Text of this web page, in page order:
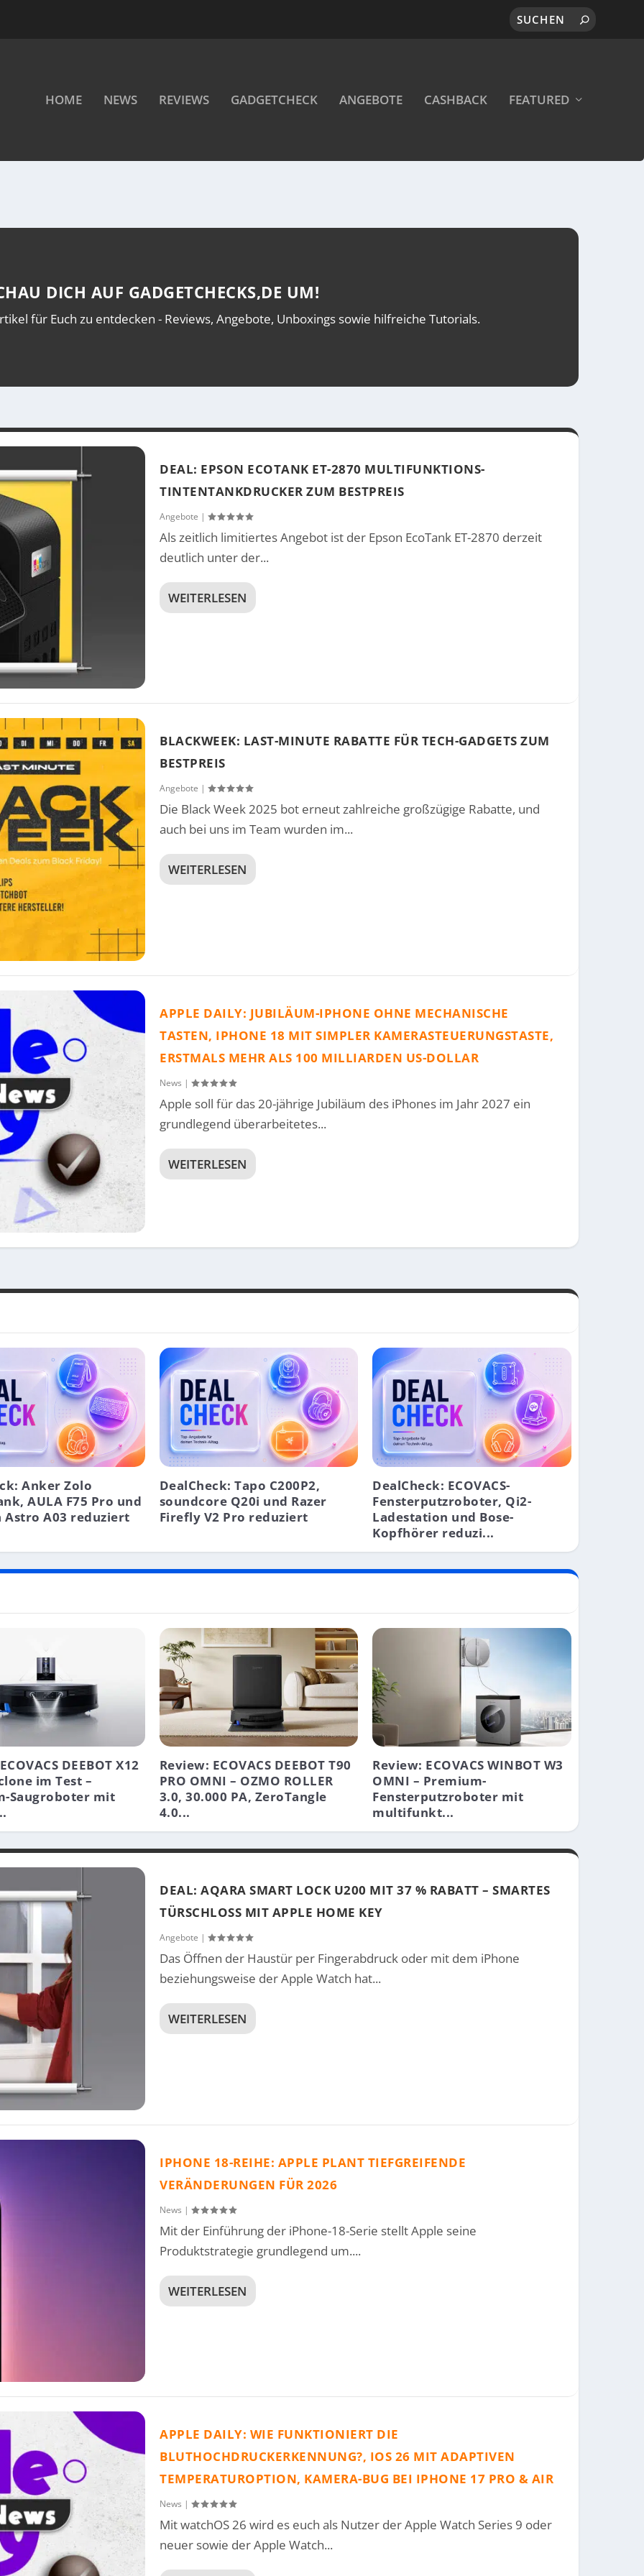
HOME NEWS REVIEWS GADGETCHECK ANGEBOTE CASHBACK FEATURED
DICH AUF GADGETCHECKS,DE UM!
für Euch zu entdecken - Reviews, Angebote, Unboxings sowie hilfreiche Tutorials.
WEGEN INEFFIZIENTER NUTZUNG – SATIRE
APPLE-GERÄTE UND DEN ARBEITSPLATZ REDUZIERT
ULTRA STARTET MIT NUR ZWEI FARBEN UND TOUCH ID WEITER ...
KI-AIRPODS, IPHONE-18-ÄNDERUNGEN, SIRI-PLÄNE UND MEHR
DEAL: EPSON ECOTANK ET-2870 MULTIFUNKTIONS-
TINTENTANKDRUCKER ZUM BESTPREIS
Angebote |
Als zeitlich limitiertes Angebot ist der Epson EcoTank ET-2870 derzeit
deutlich unter der...
WEITERLESEN
BLACKWEEK: LAST-MINUTE RABATTE FÜR TECH-GADGETS ZUM
BESTPREIS
Angebote |
Die Black Week 2025 bot erneut zahlreiche großzügige Rabatte, und
auch bei uns im Team wurden im...
WEITERLESEN
APPLE DAILY: JUBILÄUM-IPHONE OHNE MECHANISCHE
TASTEN, IPHONE 18 MIT SIMPLER KAMERASTEUERUNGSTASTE,
ERSTMALS MEHR ALS 100 MILLIARDEN US-DOLLAR
News |
Apple soll für das 20-jährige Jubiläum des iPhones im Jahr 2027 ein
grundlegend überarbeitetes...
WEITERLESEN
Anker Zolo
AULA F75 Pro und
Astro A03 reduziert
DealCheck: Tapo C200P2,
soundcore Q20i und Razer
Firefly V2 Pro reduziert
DealCheck: ECOVACS-
Fensterputzroboter, Qi2-
Ladestation und Bose-
Kopfhörer reduzi...
DEEBOT X12
im Test –
Saugroboter mit
Review: ECOVACS DEEBOT T90
PRO OMNI – OZMO ROLLER
3.0, 30.000 PA, ZeroTangle
4.0...
Review: ECOVACS WINBOT W3
OMNI – Premium-
Fensterputzroboter mit
multifunkt...
DEAL: AQARA SMART LOCK U200 MIT 37 % RABATT – SMARTES
TÜRSCHLOSS MIT APPLE HOME KEY
Angebote |
Das Öffnen der Haustür per Fingerabdruck oder mit dem iPhone
beziehungsweise der Apple Watch hat...
WEITERLESEN
IPHONE 18-REIHE: APPLE PLANT TIEFGREIFENDE
VERÄNDERUNGEN FÜR 2026
News |
Mit der Einführung der iPhone-18-Serie stellt Apple seine
Produktstrategie grundlegend um....
WEITERLESEN
APPLE DAILY: WIE FUNKTIONIERT DIE
BLUTHOCHDRUCKERKENNUNG?, IOS 26 MIT ADAPTIVEN
TEMPERATUROPTION, KAMERA-BUG BEI IPHONE 17 PRO & AIR
News |
Mit watchOS 26 wird es euch als Nutzer der Apple Watch Series 9 oder
neuer sowie der Apple Watch...